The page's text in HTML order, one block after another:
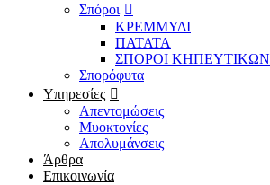
Σπόροι
ΚΡΕΜΜΥΔΙ
ΠΑΤΑΤΑ
ΣΠΟΡΟΙ ΚΗΠΕΥΤΙΚΩΝ
Σπορόφυτα
Υπηρεσίες
Απεντομώσεις
Μυοκτονίες
Απολυμάνσεις
Άρθρα
Επικοινωνία